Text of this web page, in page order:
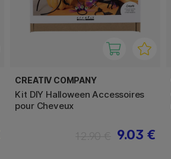
CREATIV COMPANY
Kit DIY Halloween Accessoires
pour Cheveux
9.03 €